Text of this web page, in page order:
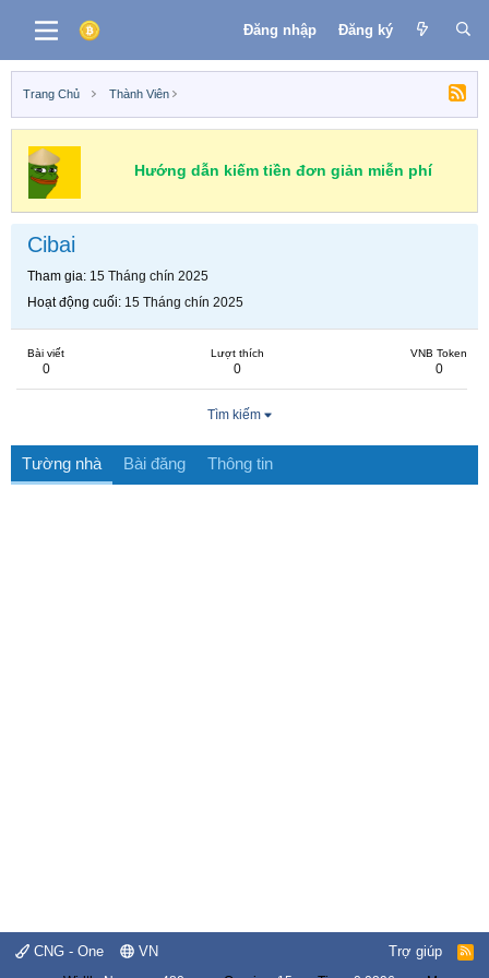
Đăng nhập Đăng ký
Trang Chủ Thành Viên
Hướng dẫn kiếm tiền đơn giản miễn phí
Cibai
Tham gia 15 Tháng chín 2025
Hoạt động cuối 15 Tháng chín 2025
Bài viết
0
Lượt thích
0
VNB Token
0
Tìm kiếm
Tường nhà Bài đăng Thông tin
CNG - One VN Trợ giúp
R